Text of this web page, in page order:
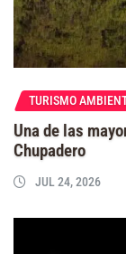
TURISMO
Una de las
Chupadero
JUL 24, 2026